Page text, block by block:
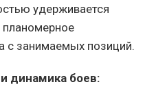
удерживается
с занимаемых позиций.
динамика боев: